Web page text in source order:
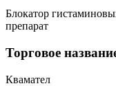
Блокатор
препарат
Торговое
Квамател